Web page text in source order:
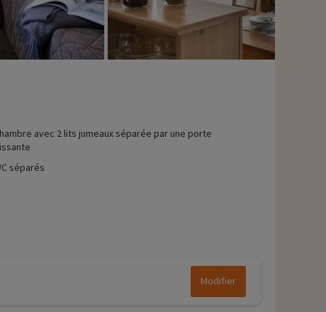
avec 2 lits jumeaux séparée par une porte
séparés
Modifier